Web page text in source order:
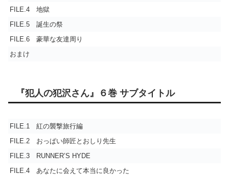
FILE.4 地獄
FILE.5 誕生の祭
FILE.6 豪華な友達周り
おまけ
『犯人の犯沢さん』６巻 サブタイトル
FILE.1 紅の襲撃旅行編
FILE.2 おっぱい師匠とおしり先生
FILE.3 RUNNER’S HYDE
FILE.4 あなたに会えて本当に良かった